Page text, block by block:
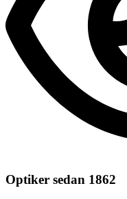
Optiker sedan 1862